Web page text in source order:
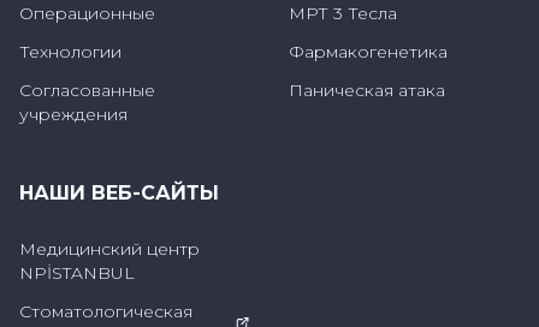
мы направляемся, они помогают нам легко
выбирать рестораны, где мы едим, и видеть
цены в меню. Даже если у нас нет кошелька,
мы можем легко тратить деньги с помощью
обеспечивают удобство во многих моментах
снимают вечернюю усталость.
Операционные
Технологии
Согласованные
учреждения
МРТ 3 Тесла
Фармакогенетика
Паническая атака
НАШИ ВЕБ-САЙТЫ
Медицинский центр
NPİSTANBUL
Стоматологическая